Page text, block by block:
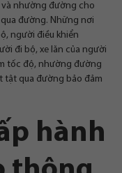
nhường đường cho
đường. Những nơi
người điều khiển
đi bộ, xe lăn của người
tốc độ, nhường đường
tật qua đường bảo đảm
hành